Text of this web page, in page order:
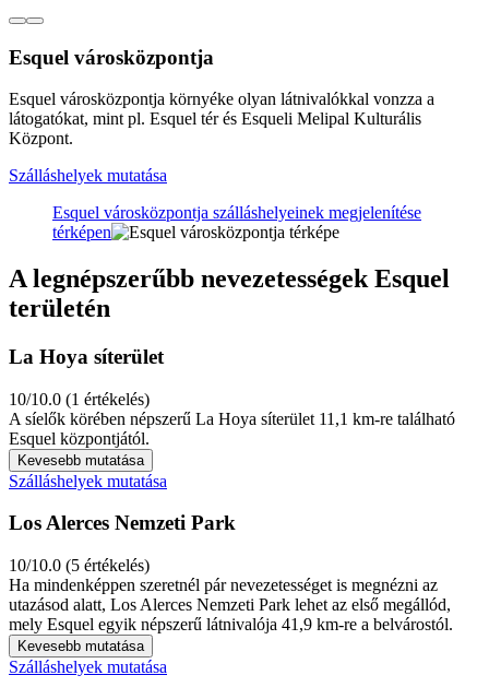
Esquel városközpontja
Esquel városközpontja környéke olyan látnivalókkal vonzza a
látogatókat, mint pl. Esquel tér és Esqueli Melipal Kulturális
Központ.
Szálláshelyek mutatása
Esquel városközpontja szálláshelyeinek megjelenítése
térképen
A legnépszerűbb nevezetességek Esquel
területén
La Hoya síterület
10/10.0 (1 értékelés)
A síelők körében népszerű La Hoya síterület 11,1 km-re található
Esquel központjától.
Kevesebb mutatása
Szálláshelyek mutatása
Los Alerces Nemzeti Park
10/10.0 (5 értékelés)
Ha mindenképpen szeretnél pár nevezetességet is megnézni az
utazásod alatt, Los Alerces Nemzeti Park lehet az első megállód,
mely Esquel egyik népszerű látnivalója 41,9 km-re a belvárostól.
Kevesebb mutatása
Szálláshelyek mutatása